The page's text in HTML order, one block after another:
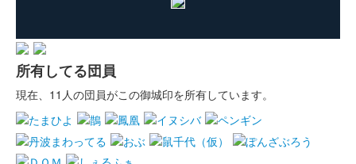
所有してる団員
現在、11人の団員がこの御城印を所有しています。